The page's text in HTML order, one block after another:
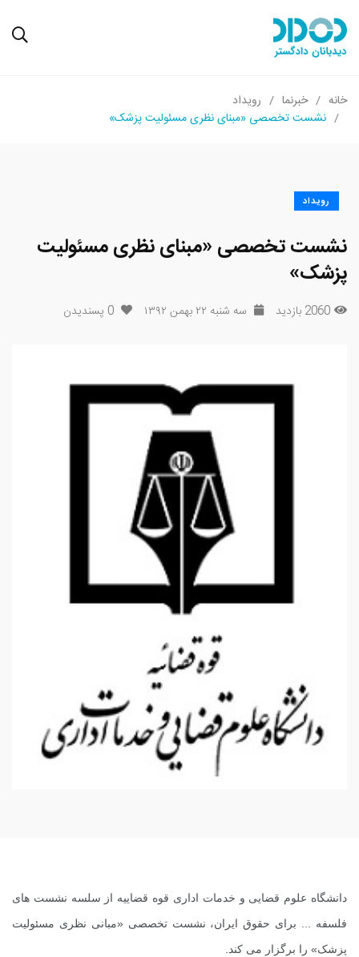
خانه خبرنما
رویداد
نشست تخصصی «مبنای نظری مسئولیت پزشک»
رویداد
نشست تخصصی «مبنای نظری مسئولیت
پزشک»
2060 بازدید سه شنبه ۲۲ بهمن ۱۳۹۲ 0 پسندیدن
دانشگاه علوم قضایی و خدمات اداری قوه قضاییه از سلسه نشست های
فلسفه ... برای حقوق ایران، نشست تخصصی «مبانی نظری مسئولیت
پزشک» را برگزار می کند.